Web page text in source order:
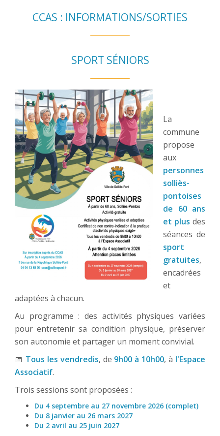
CCAS : INFORMATIONS/SORTIES
SPORT SÉNIORS
La
commune
propose
aux
personnes
solliès-
pontoises
de 60 ans
et plus des
séances de
sport
gratuites,
encadrées
et
adaptées à chacun.
Au programme : des activités physiques variées
pour entretenir sa condition physique, préserver
son autonomie et partager un moment convivial.
📅 Tous les vendredis, de 9h00 à 10h00, à l'Espace
Associatif.
Trois sessions sont proposées :
Du 4 septembre au 27 novembre 2026 (complet)
Du 8 janvier au 26 mars 2027
Du 2 avril au 25 juin 2027